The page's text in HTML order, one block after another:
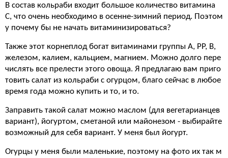
В состав кольраби входит большое количество витамина
С, что очень необходимо в осенне-зимний период. Поэтом
у почему бы не начать витаминизироваться?
Также этот корнеплод богат витаминами группы А, РР, В,
железом, калием, кальцием, магнием. Можно долго пере
числять все прелести этого овоща. Я предлагаю вам приго
товить салат из кольраби с огурцом, благо сейчас в любое
время года можно купить и то, и то.
Заправить такой салат можно маслом (для вегетарианцев
вариант), йогуртом, сметаной или майонезом - выбирайте
возможный для себя вариант. У меня был йогурт.
Огурцы у меня были маленькие, поэтому на фото их так м